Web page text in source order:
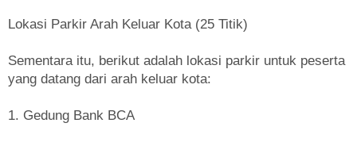
Lokasi Parkir Arah Keluar Kota (25 Titik)
Sementara itu, berikut adalah lokasi parkir untuk peserta
yang datang dari arah keluar kota:
1. Gedung Bank BCA